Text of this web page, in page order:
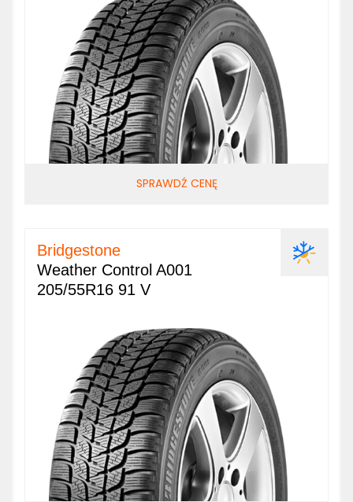
SPRAWDŹ CENĘ
Bridgestone
Weather Control A001
205/55R16 91 V